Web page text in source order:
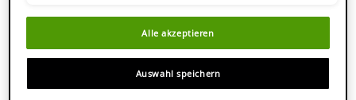
Worin zeigen sich die ersten Anzeichen der
Hautalterung?
Alle akzeptieren
Auswahl speichern